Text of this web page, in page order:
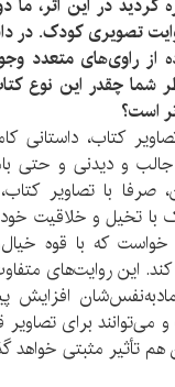
تصویری کودک. در
از راوی‌های متعدد
شما چقدر این نوع
است؟
کتاب، داستانی
و دیدنی و حتی
صرفا با تصاویر
تخیل و خلاقیت
که با قوه
این روایت‌های
افزایش
برای تصاویر
تأثیر مثبتی خواهد